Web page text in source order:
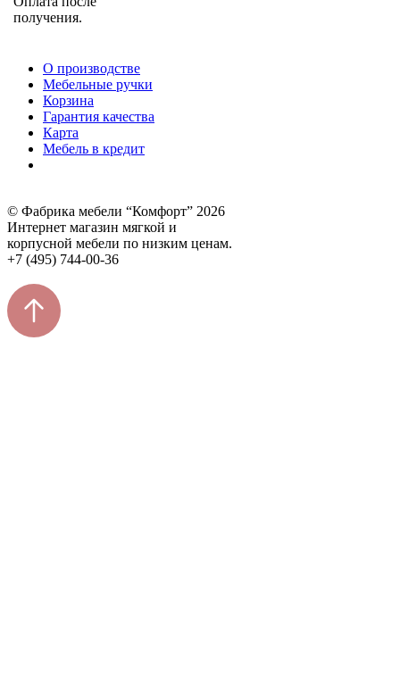
получения.
О производстве
Мебельные ручки
Корзина
Гарантия качества
Карта
Мебель в кредит
© Фабрика мебели “Комфорт” 2026
Интернет магазин мягкой и
корпусной мебели по низким ценам.
+7 (495) 744-00-36